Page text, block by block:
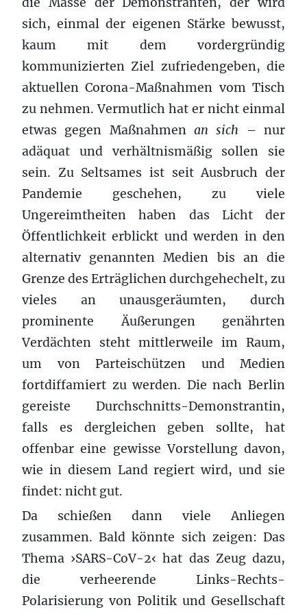
sich, einmal der eigenen Stärke bewusst,
kaum mit dem vordergründig
kommunizierten Ziel zufriedengeben, die
aktuellen Corona-Maßnahmen vom Tisch
zu nehmen. Vermutlich hat er nicht einmal
etwas gegen Maßnahmen an sich – nur
adäquat und verhältnismäßig sollen sie
sein. Zu Seltsames ist seit Ausbruch der
Pandemie geschehen, zu viele
Ungereimtheiten haben das Licht der
Öffentlichkeit erblickt und werden in den
alternativ genannten Medien bis an die
Grenze des Erträglichen durchgehechelt, zu
vieles an unausgeräumten, durch
prominente Äußerungen genährten
Verdächten steht mittlerweile im Raum,
um von Parteischützen und Medien
fortdiffamiert zu werden. Die nach Berlin
gereiste Durchschnitts-Demonstrantin,
falls es dergleichen geben sollte, hat
offenbar eine gewisse Vorstellung davon,
wie in diesem Land regiert wird, und sie
findet: nicht gut.
Da schießen dann viele Anliegen
zusammen. Bald könnte sich zeigen: Das
Thema ›SARS-CoV-2‹ hat das Zeug dazu,
die verheerende Links-Rechts-
Polarisierung von Politik und Gesellschaft